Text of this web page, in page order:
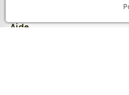
Une durabilité élevée :
qualité, ce qui leur
Aide